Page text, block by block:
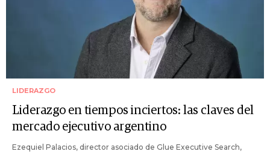
LIDERAZGO
Liderazgo en tiempos inciertos: las claves del
mercado ejecutivo argentino
Ezequiel Palacios, director asociado de Glue Executive Search,